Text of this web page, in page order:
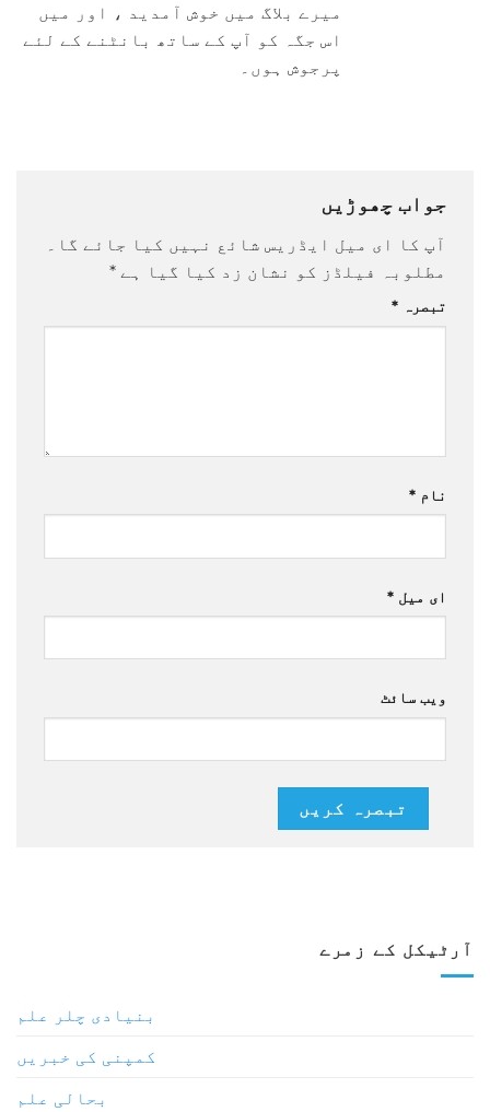
میرے بلاگ میں خوش آمدید ، اور میں
اس جگہ کو آپ کے ساتھ بانٹنے کے لئے
پرجوش ہوں۔
جواب چھوڑیں
آپ کا ای میل ایڈریس شائع نہیں کیا جائے گا۔
مطلوبہ فیلڈز کو نشان زد کیا گیا ہے *
تبصرہ *
نام *
ای میل *
ویب سائٹ
آرٹیکل کے زمرے
بنیادی چلر علم
کمپنی کی خبریں
بحالی علم